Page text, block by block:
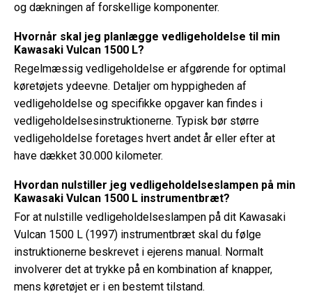
og dækningen af ​​forskellige komponenter.
Hvornår skal jeg planlægge vedligeholdelse til min
Kawasaki Vulcan 1500 L?
Regelmæssig vedligeholdelse er afgørende for optimal
køretøjets ydeevne. Detaljer om hyppigheden af ​​
vedligeholdelse og specifikke opgaver kan findes i
vedligeholdelsesinstruktionerne. Typisk bør større
vedligeholdelse foretages hvert andet år eller efter at
have dækket 30.000 kilometer.
Hvordan nulstiller jeg vedligeholdelseslampen på min
Kawasaki Vulcan 1500 L instrumentbræt?
For at nulstille vedligeholdelseslampen på dit Kawasaki
Vulcan 1500 L (1997) instrumentbræt skal du følge
instruktionerne beskrevet i ejerens manual. Normalt
involverer det at trykke på en kombination af knapper,
mens køretøjet er i en bestemt tilstand.